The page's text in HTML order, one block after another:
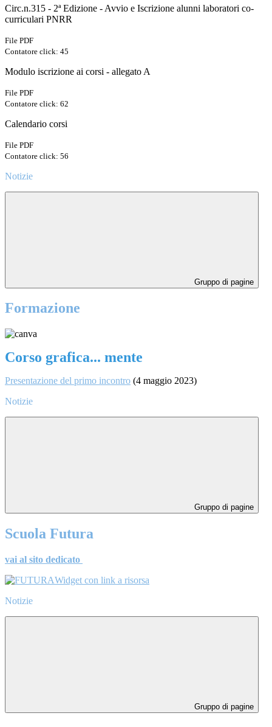
Circ.n.315 - 2ª Edizione - Avvio e Iscrizione alunni laboratori co-
curriculari PNRR
File PDF
Contatore click: 45
Modulo iscrizione ai corsi - allegato A
File PDF
Contatore click: 62
Calendario corsi
File PDF
Contatore click: 56
Notizie
Gruppo di pagine
Formazione
Corso grafica... mente
Presentazione del primo incontro (4 maggio 2023)
Notizie
Gruppo di pagine
Scuola Futura
vai al sito dedicato
Widget con link a risorsa
Notizie
Gruppo di pagine